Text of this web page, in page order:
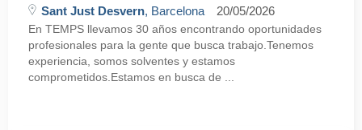
Sant Just Desvern, Barcelona 20/05/2026
En TEMPS llevamos 30 años encontrando oportunidades
profesionales para la gente que busca trabajo.Tenemos
experiencia, somos solventes y estamos
comprometidos.Estamos en busca de ...